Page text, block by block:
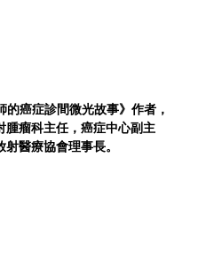
的癌症診間微光故事》作者，
腫瘤科主任，癌症中心副主
醫療協會理事長。